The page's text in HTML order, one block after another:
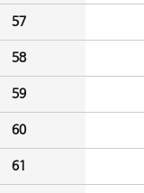
57
58
59
60
61